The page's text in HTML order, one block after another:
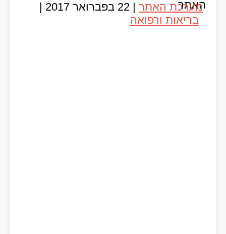
מערכת האתר | 22 בפברואר 2017
|
בריאות ורפואה